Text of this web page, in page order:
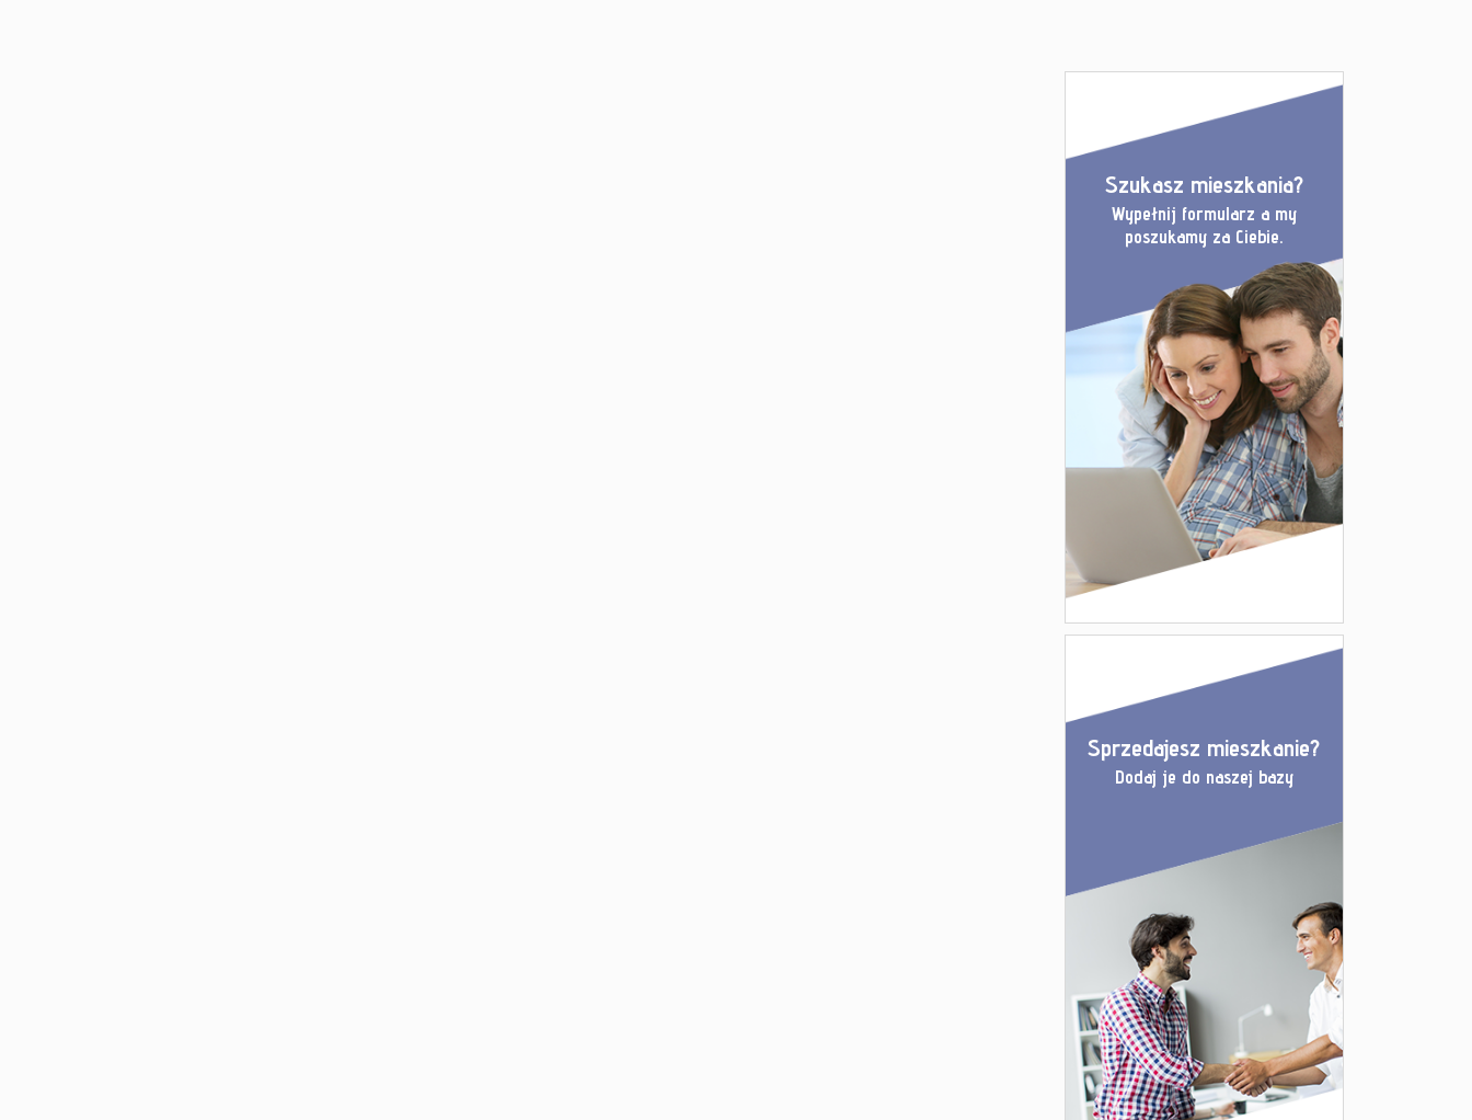
Szukasz mieszkania?
Wypełnij formularz a my
poszukamy za Ciebie.
Sprzedajesz mieszkanie?
Dodaj je do naszej bazy